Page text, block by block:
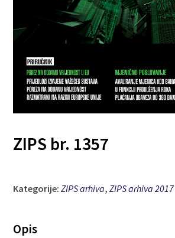
ZIPS br. 1357
Kategorije:ZIPS arhiva,ZIPS arhiva 2017
Opis